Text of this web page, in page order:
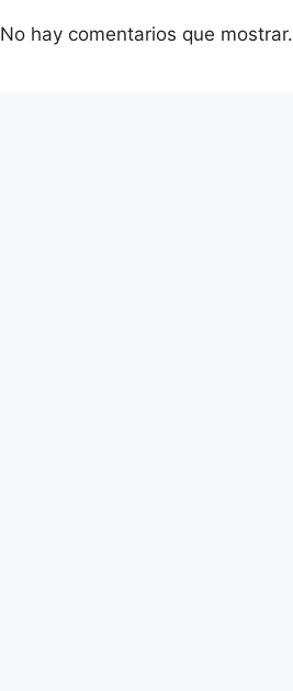
No hay comentarios que mostrar.